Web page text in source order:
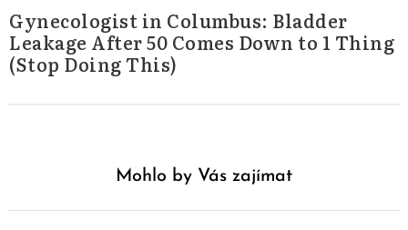
Gynecologist in Columbus: Bladder
Leakage After 50 Comes Down to 1 Thing
(Stop Doing This)
Mohlo by Vás zajímat